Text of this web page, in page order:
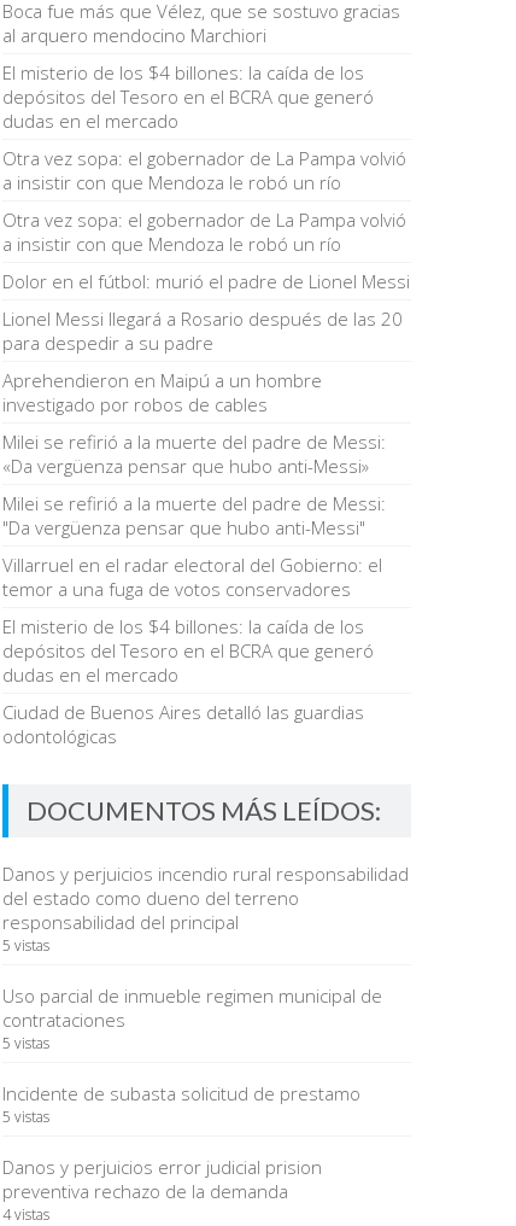
Boca fue más que Vélez, que se sostuvo gracias
al arquero mendocino Marchiori
El misterio de los $4 billones: la caída de los
depósitos del Tesoro en el BCRA que generó
dudas en el mercado
Otra vez sopa: el gobernador de La Pampa volvió
a insistir con que Mendoza le robó un río
Otra vez sopa: el gobernador de La Pampa volvió
a insistir con que Mendoza le robó un río
Dolor en el fútbol: murió el padre de Lionel Messi
Lionel Messi llegará a Rosario después de las 20
para despedir a su padre
Aprehendieron en Maipú a un hombre
investigado por robos de cables
Milei se refirió a la muerte del padre de Messi:
«Da vergüenza pensar que hubo anti-Messi»
Milei se refirió a la muerte del padre de Messi:
"Da vergüenza pensar que hubo anti-Messi"
Villarruel en el radar electoral del Gobierno: el
temor a una fuga de votos conservadores
El misterio de los $4 billones: la caída de los
depósitos del Tesoro en el BCRA que generó
dudas en el mercado
Ciudad de Buenos Aires detalló las guardias
odontológicas
DOCUMENTOS MÁS LEÍDOS:
Danos y perjuicios incendio rural responsabilidad
del estado como dueno del terreno
responsabilidad del principal
5 vistas
Uso parcial de inmueble regimen municipal de
contrataciones
5 vistas
Incidente de subasta solicitud de prestamo
5 vistas
Danos y perjuicios error judicial prision
preventiva rechazo de la demanda
4 vistas